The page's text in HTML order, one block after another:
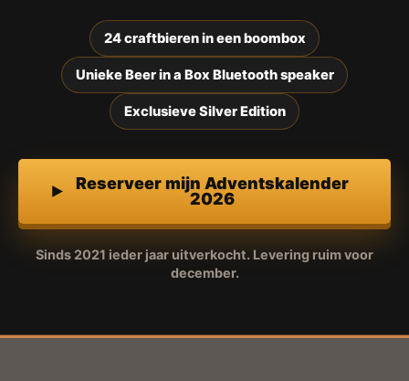
24 craftbieren in een boombox
Unieke Beer in a Box Bluetooth speaker
Exclusieve Silver Edition
Reserveer mijn Adventskalender
2026
Sinds 2021 ieder jaar uitverkocht. Levering ruim voor
december.